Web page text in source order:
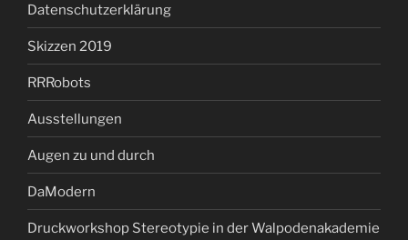
Datenschutzerklärung
Skizzen 2019
RRRobots
Ausstellungen
Augen zu und durch
DaModern
Druckworkshop Stereotypie in der Walpodenakademie